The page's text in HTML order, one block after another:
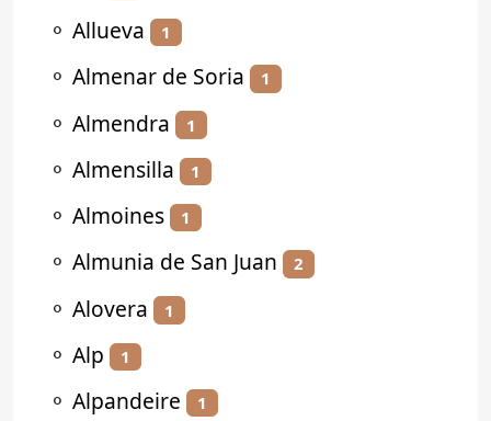
⚬ Allueva 1
⚬ Almenar de Soria 1
⚬ Almendra 1
⚬ Almensilla 1
⚬ Almoines 1
⚬ Almunia de San Juan 2
⚬ Alovera 1
⚬ Alp 1
⚬ Alpandeire 1